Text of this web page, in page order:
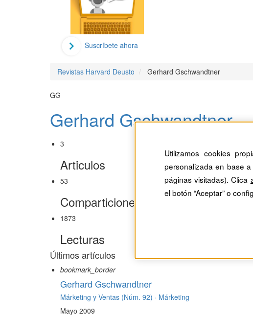
Suscríbete ahora
Revistas Harvard Deusto Gerhard Gschwandtner
GG
Gerhard Gschwandtner
3
Articulos
53
Comparticiones
1873
Lecturas
Últimos artículos
bookmark_border
Gerhard Gschwandtner
Márketing y Ventas (Núm. 92) · Márketing
Mayo 2009
Utilizamos cookies
personalizada en base
páginas visitadas). Clica
el botón “Aceptar” o